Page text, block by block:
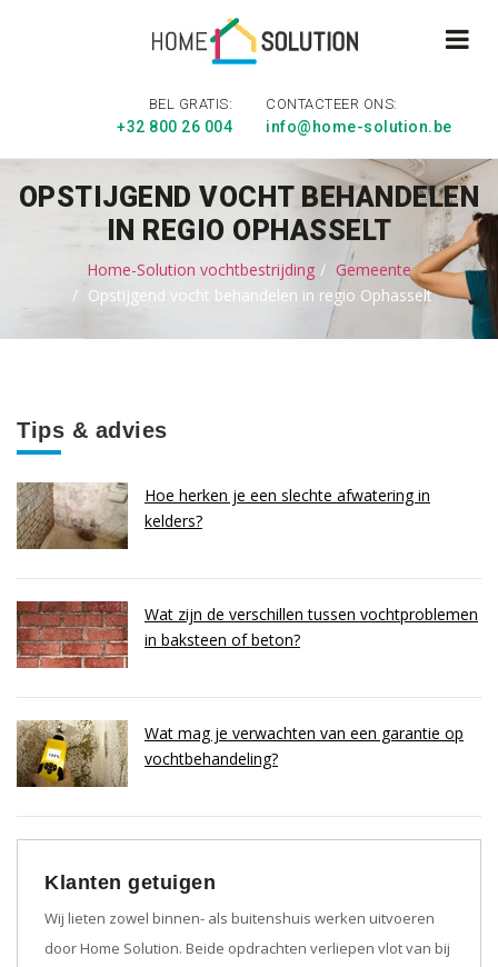
BEL GRATIS:
+32 800 26 004
CONTACTEER ONS:
info@home-solution.be
OPSTIJGEND VOCHT BEHANDELEN
IN REGIO OPHASSELT
Home-Solution vochtbestrijding
Gemeente
Opstijgend vocht behandelen in regio Ophasselt
Tips & advies
Hoe herken je een slechte afwatering in
kelders?
Wat zijn de verschillen tussen vochtproblemen
in baksteen of beton?
Wat mag je verwachten van een garantie op
vochtbehandeling?
Klanten getuigen
Wij lieten zowel binnen- als buitenshuis werken uitvoeren
door Home Solution. Beide opdrachten verliepen vlot van bij